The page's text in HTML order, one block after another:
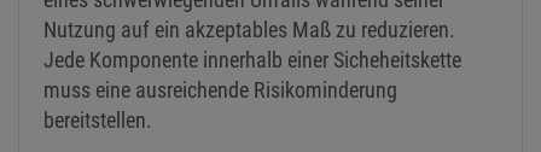
Nutzung auf ein akzeptables Maß zu reduzieren.
Jede Komponente innerhalb einer Sicheheitskette
muss eine ausreichende Risikominderung
bereitstellen.